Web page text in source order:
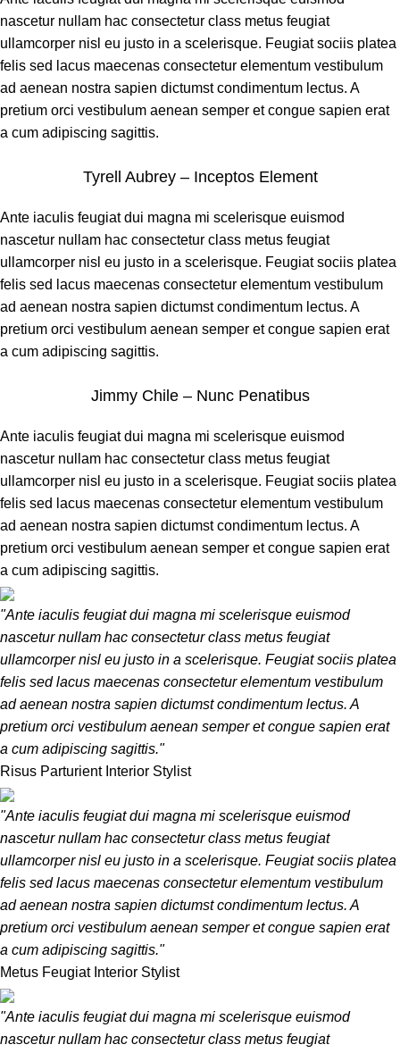
nascetur nullam hac consectetur class metus feugiat
ullamcorper nisl eu justo in a scelerisque. Feugiat sociis platea
felis sed lacus maecenas consectetur elementum vestibulum
ad aenean nostra sapien dictumst condimentum lectus. A
pretium orci vestibulum aenean semper et congue sapien erat
a cum adipiscing sagittis.
Tyrell Aubrey – Inceptos Element
Ante iaculis feugiat dui magna mi scelerisque euismod
nascetur nullam hac consectetur class metus feugiat
ullamcorper nisl eu justo in a scelerisque. Feugiat sociis platea
felis sed lacus maecenas consectetur elementum vestibulum
ad aenean nostra sapien dictumst condimentum lectus. A
pretium orci vestibulum aenean semper et congue sapien erat
a cum adipiscing sagittis.
Jimmy Chile – Nunc Penatibus
Ante iaculis feugiat dui magna mi scelerisque euismod
nascetur nullam hac consectetur class metus feugiat
ullamcorper nisl eu justo in a scelerisque. Feugiat sociis platea
felis sed lacus maecenas consectetur elementum vestibulum
ad aenean nostra sapien dictumst condimentum lectus. A
pretium orci vestibulum aenean semper et congue sapien erat
a cum adipiscing sagittis.
"Ante iaculis feugiat dui magna mi scelerisque euismod
nascetur nullam hac consectetur class metus feugiat
ullamcorper nisl eu justo in a scelerisque. Feugiat sociis platea
felis sed lacus maecenas consectetur elementum vestibulum
ad aenean nostra sapien dictumst condimentum lectus. A
pretium orci vestibulum aenean semper et congue sapien erat
a cum adipiscing sagittis."
Risus Parturient Interior Stylist
"Ante iaculis feugiat dui magna mi scelerisque euismod
nascetur nullam hac consectetur class metus feugiat
ullamcorper nisl eu justo in a scelerisque. Feugiat sociis platea
felis sed lacus maecenas consectetur elementum vestibulum
ad aenean nostra sapien dictumst condimentum lectus. A
pretium orci vestibulum aenean semper et congue sapien erat
a cum adipiscing sagittis."
Metus Feugiat Interior Stylist
"Ante iaculis feugiat dui magna mi scelerisque euismod
nascetur nullam hac consectetur class metus feugiat